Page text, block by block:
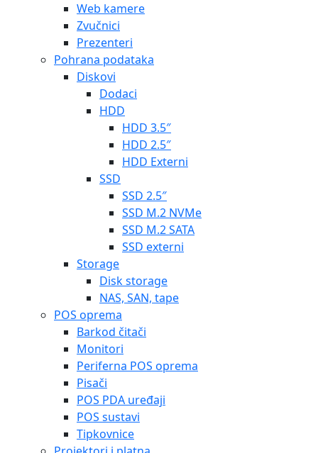
Web kamere
Zvučnici
Prezenteri
Pohrana podataka
Diskovi
Dodaci
HDD
HDD 3.5″
HDD 2.5″
HDD Externi
SSD
SSD 2.5″
SSD M.2 NVMe
SSD M.2 SATA
SSD externi
Storage
Disk storage
NAS, SAN, tape
POS oprema
Barkod čitači
Monitori
Periferna POS oprema
Pisači
POS PDA uređaji
POS sustavi
Tipkovnice